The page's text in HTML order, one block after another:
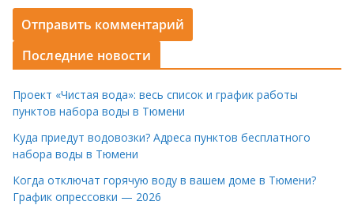
Последние новости
Проект «Чистая вода»: весь список и график работы
пунктов набора воды в Тюмени
Куда приедут водовозки? Адреса пунктов бесплатного
набора воды в Тюмени
Когда отключат горячую воду в вашем доме в Тюмени?
График опрессовки — 2026